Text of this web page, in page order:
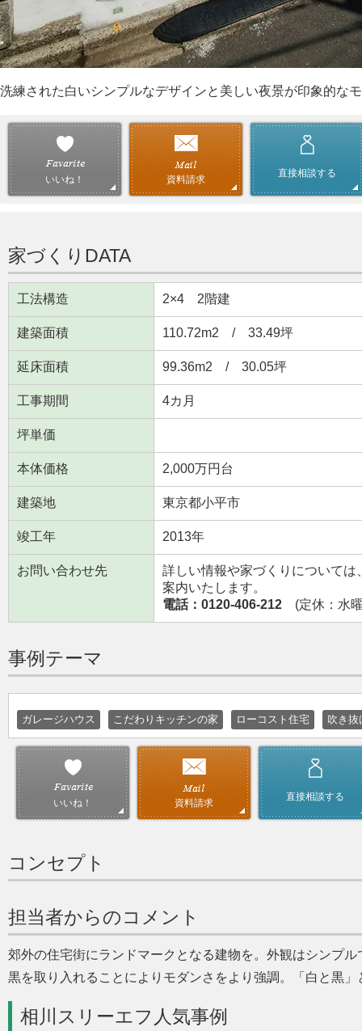
洗練された白いシンプルなデザインと美しい夜景が印象的な
いいね！ 資料請求
直接相談する
家づくりDATA
工法構造 2×4 2階建
建築面積 110.72m2 / 33.49坪
延床面積 99.36m2 / 30.05坪
工事期間 4カ月
坪単価
本体価格 2,000万円台
建築地 東京都小平市
竣工年 2013年
お問い合わせ先
詳しい情報や家づくりについて
案内いたします。
電話：0120-406-212 (定休：水
事例テーマ
ガレージハウス こだわりキッチンの家 ローコスト住宅 吹き抜
いいね！ 資料請求
直接相談する
コンセプト
担当者からのコメント
郊外の住宅街にランドマークとなる建物を。外観はシンプ
黒を取り入れることによりモダンさをより強調。
白と黒
相川スリーエフ人気事例